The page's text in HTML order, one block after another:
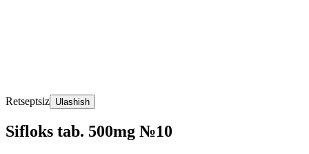
Retseptsiz Ulashish
Sifloks tab. 500mg №10